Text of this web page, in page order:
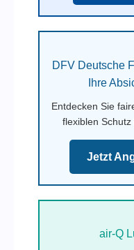
DFV Deutsche
Ihre
Entdecken Sie
flexiblen
Jetzt
air-Q